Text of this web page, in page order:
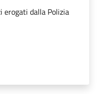
erogati dalla Polizia